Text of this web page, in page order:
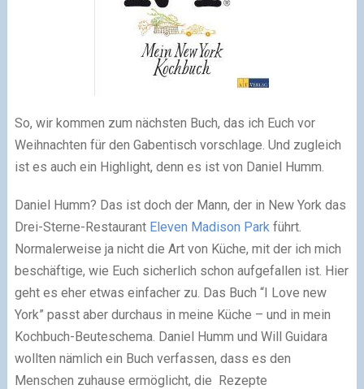
So, wir kommen zum nächsten Buch, das ich Euch vor
Weihnachten für den Gabentisch vorschlage. Und zugleich
ist es auch ein Highlight, denn es ist von Daniel Humm.
Daniel Humm? Das ist doch der Mann, der in New York das
Drei-Sterne-Restaurant Eleven Madison Park führt.
Normalerweise ja nicht die Art von Küche, mit der ich mich
beschäftige, wie Euch sicherlich schon aufgefallen ist. Hier
geht es eher etwas einfacher zu. Das Buch “I Love new
York” passt aber durchaus in meine Küche – und in mein
Kochbuch-Beuteschema. Daniel Humm und Will Guidara
wollten nämlich ein Buch verfassen, dass es den
Menschen zuhause ermöglicht, die Rezepte